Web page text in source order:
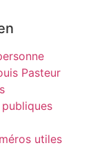
Pasteur
utiles